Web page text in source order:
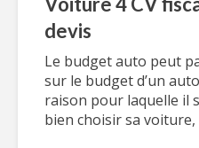
devis
Le budget auto peut
sur le budget d’un
raison pour laquelle il
bien choisir sa voiture,